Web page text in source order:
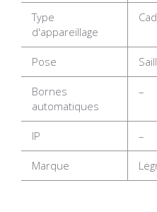
Type
d'appareillage
Pose
Bornes
automatiques
–
IP –
Marque